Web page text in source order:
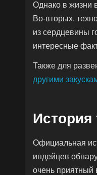
Однако в жизни
Во-вторых,
из сердцевины
интересные
Также для
другими
История
Официальная
индейцев
очень приятный